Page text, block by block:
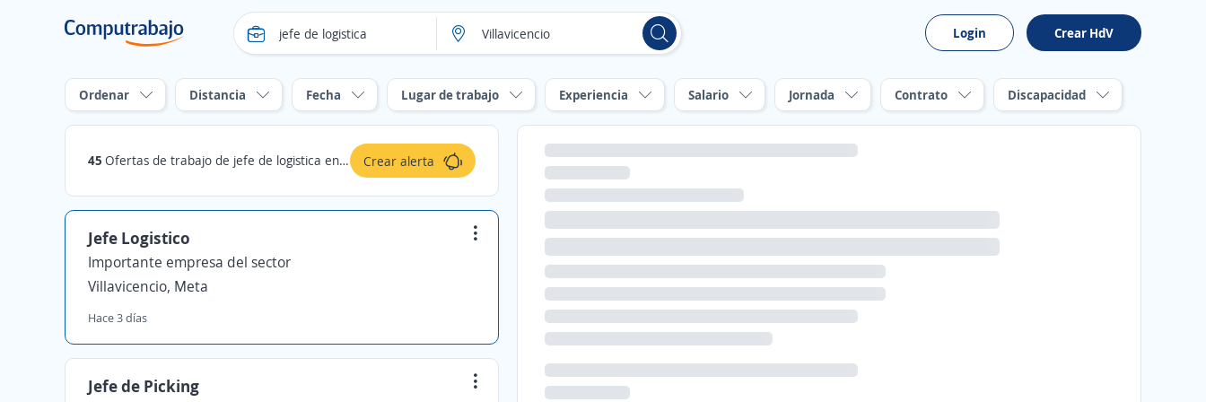
Login Crear HdV
Ordenar Distancia Fecha Lugar de trabajo Experiencia Salario Jornada Contrato Discapacidad
45 Ofertas de trabajo de jefe de logistica en Villavicencio, Meta Crear alerta
Jefe Logistico
Importante empresa del sector
Villavicencio, Meta
Hace 3 días
Jefe de Picking